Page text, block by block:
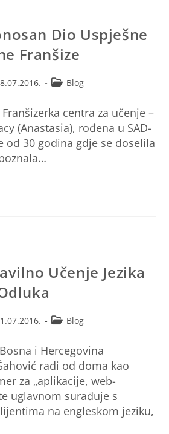
Dio Uspješne
Franšize
Blog
centra za učenje –
(Anastasia), rođena u SAD-
od 30 godina gdje se doselila
Učenje Jezika
Blog
i Hercegovina
radi od doma kao
za „aplikacije, web-
uglavnom surađuje s
na engleskom jeziku,